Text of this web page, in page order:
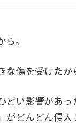
。
傷を受けたか
どい影響があ
どんどん侵入